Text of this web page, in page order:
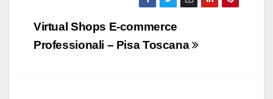
Navigazione
articoli
Virtual Shops E-commerce
Professionali – Pisa Toscana